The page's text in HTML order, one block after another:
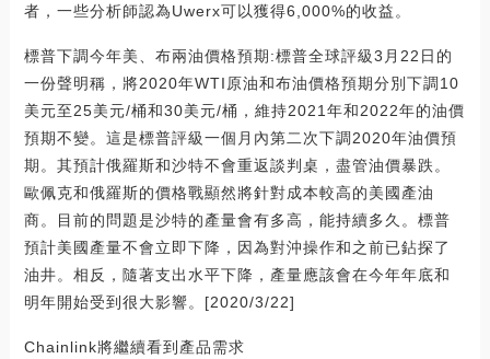
者，一些分析師認為Uwerx可以獲得6,000%的收益。
標普下調今年美、布兩油價格預期:標普全球評級3月22日的
一份聲明稱，將2020年WTI原油和布油價格預期分別下調10
美元至25美元/桶和30美元/桶，維持2021年和2022年的油價
預期不變。這是標普評級一個月內第二次下調2020年油價預
期。其預計俄羅斯和沙特不會重返談判桌，盡管油價暴跌。
歐佩克和俄羅斯的價格戰顯然將針對成本較高的美國產油
商。目前的問題是沙特的產量會有多高，能持續多久。標普
預計美國產量不會立即下降，因為對沖操作和之前已鉆探了
油井。相反，隨著支出水平下降，產量應該會在今年年底和
明年開始受到很大影響。[2020/3/22]
Chainlink將繼續看到產品需求